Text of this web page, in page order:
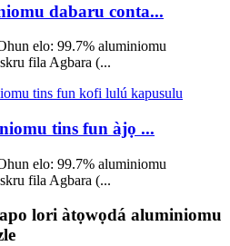
dabaru conta...
elo: 99.7% aluminiomu
fila Agbara (...
tins fun àjọ ...
elo: 99.7% aluminiomu
fila Agbara (...
lori àtọwọdá aluminiomu